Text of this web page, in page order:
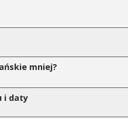
mniej?
i daty